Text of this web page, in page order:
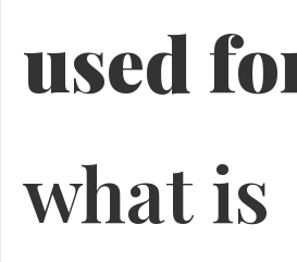
used
what is